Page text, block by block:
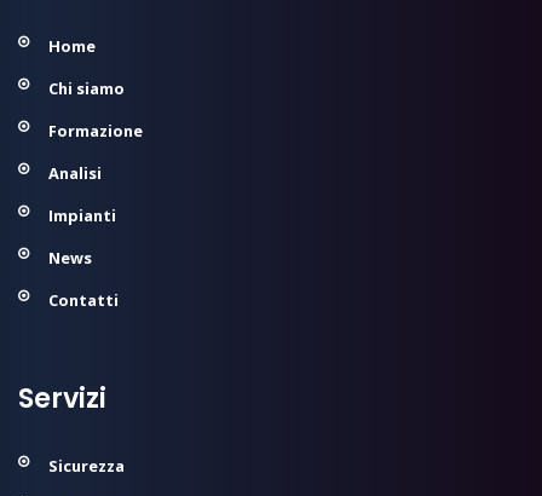
Home
Chi siamo
Formazione
Analisi
Impianti
News
Contatti
Servizi
Sicurezza